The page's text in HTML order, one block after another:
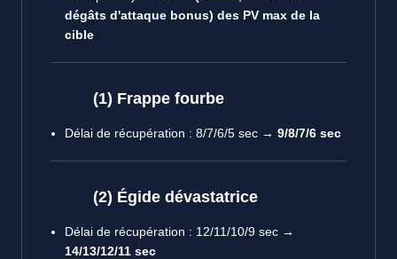
dégâts d'attaque bonus) des PV max de la
cible
(1) Frappe fourbe
Délai de récupération : 8/7/6/5 sec → 9/8/7/6 sec
(2) Égide dévastatrice
Délai de récupération : 12/11/10/9 sec →
14/13/12/11 sec